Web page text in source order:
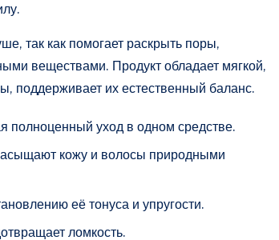
так как помогает раскрыть поры,
веществами. Продукт обладает мягкой,
поддерживает их естественный баланс.
полноценный уход в одном средстве.
кожу и волосы природными
её тонуса и упругости.
ломкость.